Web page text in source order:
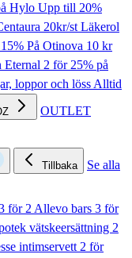
Hylo Upp till 20%
20kr/st Läkerol
15% På Otinova 10 kr
Eternal 2 för 25% på
loppor och lössAlltid
OUTLET
Tillbaka
Se alla
för 2 Allevo bars 3 för
vätskeersättning 2
intimservett2 för